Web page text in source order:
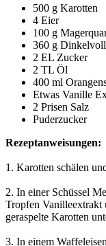
500 g Karotten
4 Eier
100 g
360 g
2 EL Zucker
2 TL Öl
400 ml
Etwas Vanille
2 Prisen Salz
Puderzucker
Rezeptanweisungen:
1. Karotten schälen
2. In einer Schüssel
Tropfen Vanilleextrakt
geraspelte Karotten
3. In einem